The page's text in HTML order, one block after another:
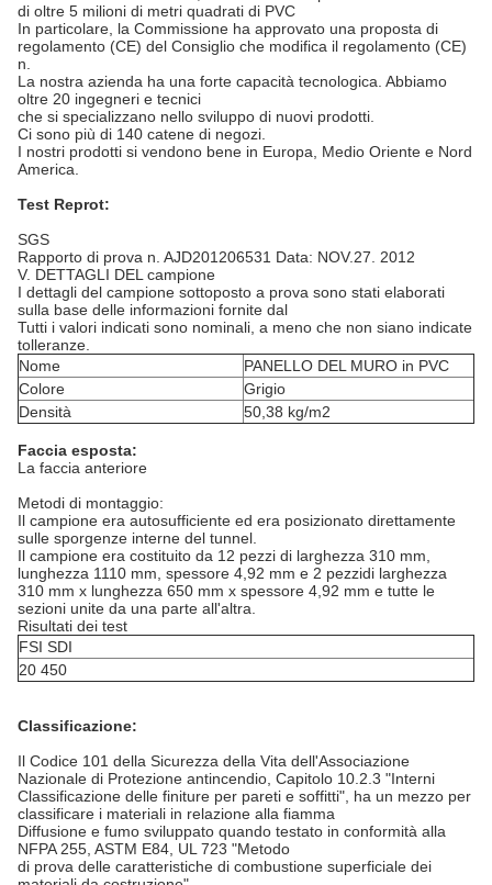
di oltre 5 milioni di metri quadrati di PVC
In particolare, la Commissione ha approvato una proposta di
regolamento (CE) del Consiglio che modifica il regolamento (CE)
n.
La nostra azienda ha una forte capacità tecnologica. Abbiamo
oltre 20 ingegneri e tecnici
che si specializzano nello sviluppo di nuovi prodotti.
Ci sono più di 140 catene di negozi.
I nostri prodotti si vendono bene in Europa, Medio Oriente e Nord
America.
Test Reprot:
SGS
Rapporto di prova n. AJD201206531 Data: NOV.27. 2012
V. DETTAGLI DEL campione
I dettagli del campione sottoposto a prova sono stati elaborati
sulla base delle informazioni fornite dal
Tutti i valori indicati sono nominali, a meno che non siano indicate
tolleranze.
Nome
PANELLO DEL MURO in PVC
Colore
Grigio
Densità
50,38 kg/m2
Faccia esposta:
La faccia anteriore
Metodi di montaggio:
Il campione era autosufficiente ed era posizionato direttamente
sulle sporgenze interne del tunnel.
Il campione era costituito da 12 pezzi di larghezza 310 mm,
lunghezza 1110 mm, spessore 4,92 mm e 2 pezzidi larghezza
310 mm x lunghezza 650 mm x spessore 4,92 mm e tutte le
sezioni unite da una parte all'altra.
Risultati dei test
FSI SDI
20 450
Classificazione:
Il Codice 101 della Sicurezza della Vita dell'Associazione
Nazionale di Protezione antincendio, Capitolo 10.2.3 "Interni
Classificazione delle finiture per pareti e soffitti", ha un mezzo per
classificare i materiali in relazione alla fiamma
Diffusione e fumo sviluppato quando testato in conformità alla
NFPA 255, ASTM E84, UL 723 "Metodo
di prova delle caratteristiche di combustione superficiale dei